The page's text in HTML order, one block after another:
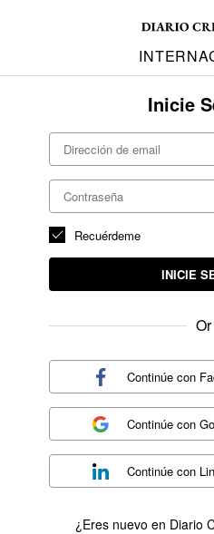
Inicie
Recuérdeme
INICIE
Or
Continúe con
Continúe con
Continúe con
¿Eres nuevo en Diario